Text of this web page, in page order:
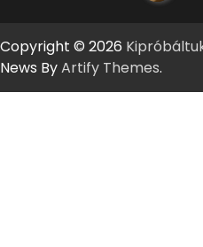
Copyright © 2026
News ByArtify Themes.